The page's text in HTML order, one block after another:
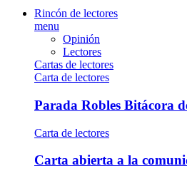
Rincón de lectores
menu
Opinión
Lectores
Cartas de lectores
Carta de lectores
Parada Robles Bitácora
Carta de lectores
Carta abierta a la